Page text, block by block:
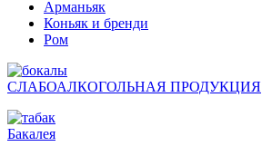
Арманьяк
Коньяк и бренди
Ром
СЛАБОАЛКОГОЛЬНАЯ ПРОДУКЦИЯ
Бакалея